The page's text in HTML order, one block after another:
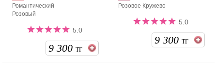
Романтический
Розовый
5.0
9 300 ТГ
Розовое Кружево
5.0
9 300 ТГ